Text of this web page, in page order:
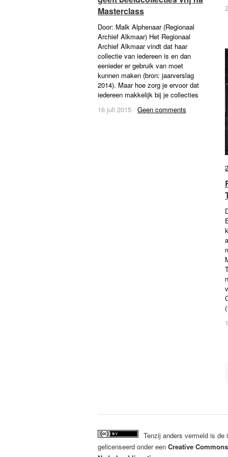
Masterclass
Door: Malk Alphenaar (Regionaal
Archief Alkmaar) Het Regionaal
Archief Alkmaar vindt dat haar
collectie van iedereen is en dan
eenieder er gebruik van moet
kunnen maken (bron: jaarverslag
2014). Maar hoe zorg je ervoor dat
iedereen makkelijk bij je collecties
16 juli 2015 / Geen comments
Masterclass
16 juli 2015 / Geen comments
Tenzij anders vermeld is de
gelicenseerd onder een Creative